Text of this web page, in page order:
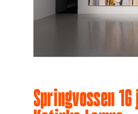
Springvossen 16